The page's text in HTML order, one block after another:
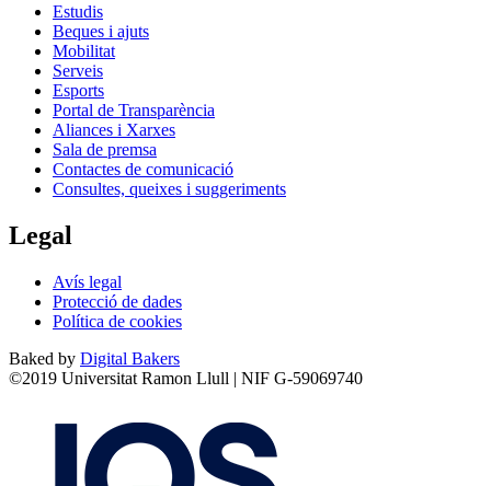
Estudis
Beques i ajuts
Mobilitat
Serveis
Esports
Portal de Transparència
Aliances i Xarxes
Sala de premsa
Contactes de comunicació
Consultes, queixes i suggeriments
Legal
Avís legal
Protecció de dades
Política de cookies
Baked by Digital Bakers
©2019 Universitat Ramon Llull | NIF G-59069740